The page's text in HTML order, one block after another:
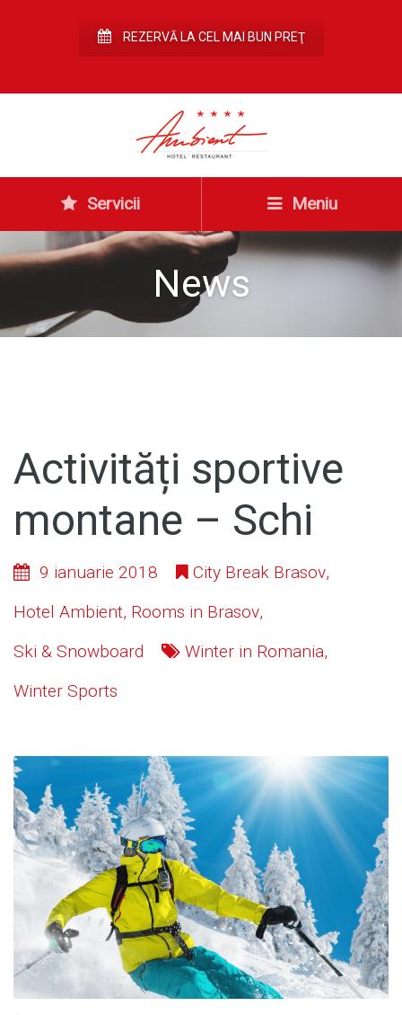
REZERVĂ LA CEL MAI BUN PREŢ
Servicii Meniu
News
Activități sportive
montane – Schi
9 ianuarie 2018 City Break Brasov,
Hotel Ambient, Rooms in Brasov,
Ski & Snowboard
Winter in Romania,
Winter Sports